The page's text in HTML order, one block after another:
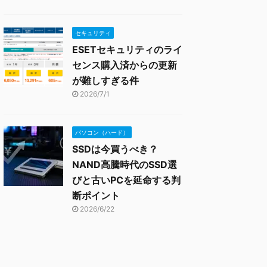
セキュリティ
ESETセキュリティのライ
センス購入済からの更新
が難しすぎる件
2026/7/1
パソコン（ハード）
SSDは今買うべき？
NAND高騰時代のSSD選
びと古いPCを延命する判
断ポイント
2026/6/22